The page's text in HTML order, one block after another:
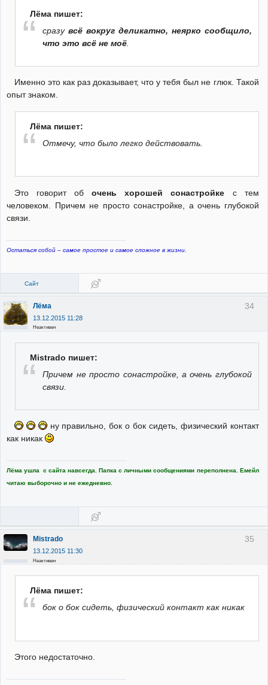
Лёма пишет:
сразувсё вокруг деликатно, неярко сообщило,
что это всё не моё
Именно это как раз доказывает, что у тебя был не глюк. Такой
опыт знаком.
Лёма пишет:
Отмечу, что было легко действовать.
Это говорит обочень хорошей сонастройке с тем
человеком. Причем не просто сонастройке, а очень глубокой
связи.
Остаться собой – самое простое и самое сложное в жизни.
Сайт
34
Лёма
13.12.2015 11:28
Неактивен
Mistrado пишет:
Причем не просто сонастройке, а очень глубокой
связи.
ну правильно, бок о бок сидеть, физический контакт
как никак
Лёма ушла с сайта навсегда. Папка с личными сообщениями переполнена. Емейл
читаю выборочно и не ежедневно.
35
Mistrado
13.12.2015 11:30
Неактивен
Лёма пишет:
бок о бок сидеть, физический контакт как никак
Этого недостаточно.